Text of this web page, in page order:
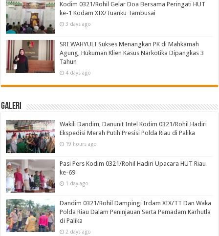
Kodim 0321/Rohil Gelar Doa Bersama Peringati HUT
ke-1 Kodam XIX/Tuanku Tambusai
3 days ago
SRI WAHYULI Sukses Menangkan PK di Mahkamah
Agung, Hukuman Klien Kasus Narkotika Dipangkas 3
Tahun
4 days ago
Galeri
Wakili Dandim, Danunit Intel Kodim 0321/Rohil Hadiri
Ekspedisi Merah Putih Presisi Polda Riau di Palika
19 hours ago
Pasi Pers Kodim 0321/Rohil Hadiri Upacara HUT Riau
ke-69
1 day ago
Dandim 0321/Rohil Dampingi Irdam XIX/TT Dan Waka
Polda Riau Dalam Peninjauan Serta Pemadam Karhutla
di Palika
2 days ago